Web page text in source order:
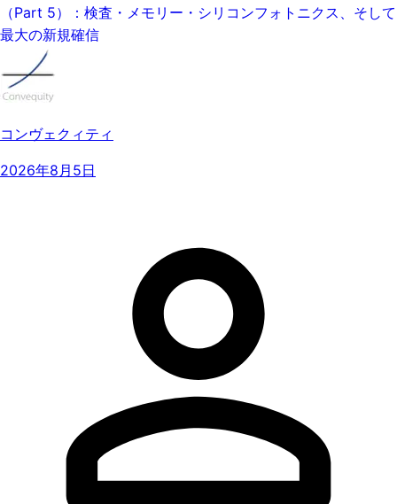
（Part 5）：検査・メモリー・シリコンフォトニクス、そして
最大の新規確信
コンヴェクィティ
2026年8月5日